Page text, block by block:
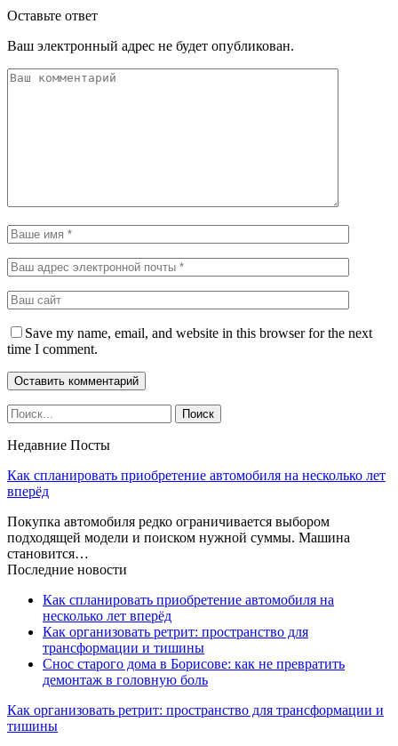
Оставьте ответ
Ваш электронный адрес не будет опубликован.
Save my name, email, and website in this browser for the next
time I comment.
Недавние Посты
Как спланировать приобретение автомобиля на несколько лет
вперёд
Покупка автомобиля редко ограничивается выбором
подходящей модели и поиском нужной суммы. Машина
становится…
Последние новости
Как спланировать приобретение автомобиля на
несколько лет вперёд
Как организовать ретрит: пространство для
трансформации и тишины
Снос старого дома в Борисове: как не превратить
демонтаж в головную боль
Как организовать ретрит: пространство для трансформации и
тишины